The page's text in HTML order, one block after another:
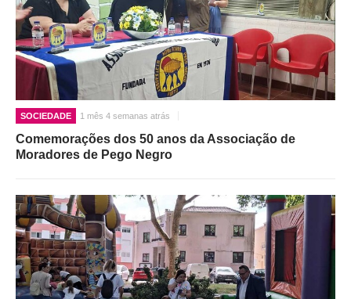
SOCIEDADE 1 mês 4 semanas atrás
Comemorações dos 50 anos da Associação de
Moradores de Pego Negro